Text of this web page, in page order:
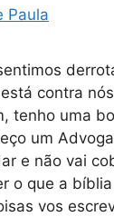
Paula
contra
tenho uma
um
e não vai
o que a
vos